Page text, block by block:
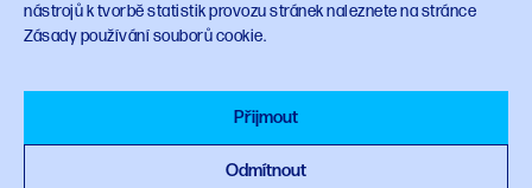
nástrojů k tvorbě statistik provozu stránek naleznete na stránce
Zásady používání souborů cookie.
Přijmout
Odmítnout
Sledujte NPO
planobnovy.gov.cz